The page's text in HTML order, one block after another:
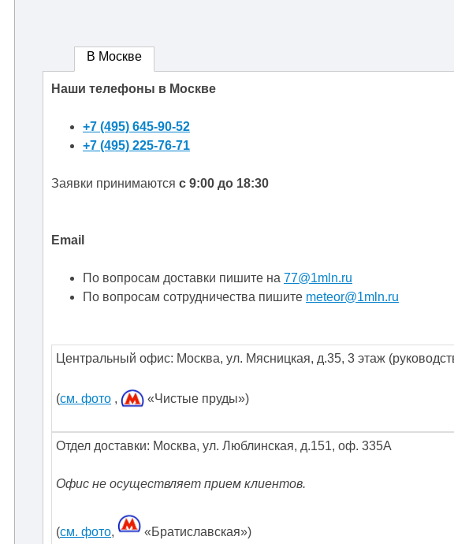
В Москве
Наши телефоны в Москве
+7 (495) 645-90-52
+7 (495) 225-76-71
Заявки принимаются с 9:00 до 18:30
Email
По вопросам доставки пишите на 77@1mln.ru
По вопросам сотрудничества пишите meteor@1mln.ru
Центральный офис: Москва, ул. Мясницкая, д.35, 3 этаж
(см. фото , «Чистые пруды»)
Отдел доставки: Москва, ул. Люблинская, д.151, оф. 335А
Офис не осуществляет прием клиентов.
(см. фото, «Братиславская»)